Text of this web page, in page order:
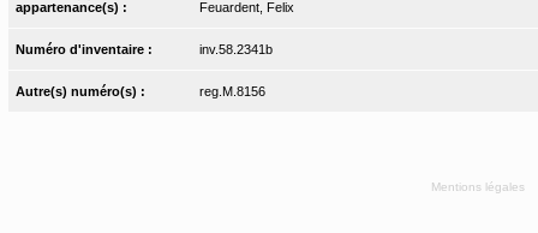
appartenance(s) :
Feuardent, Felix
Numéro d'inventaire : inv.58.2341b
Autre(s) numéro(s) : reg.M.8156
Mentions légales